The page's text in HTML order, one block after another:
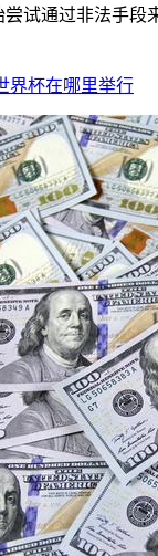
尝试通过非法手段
界杯在哪里举行